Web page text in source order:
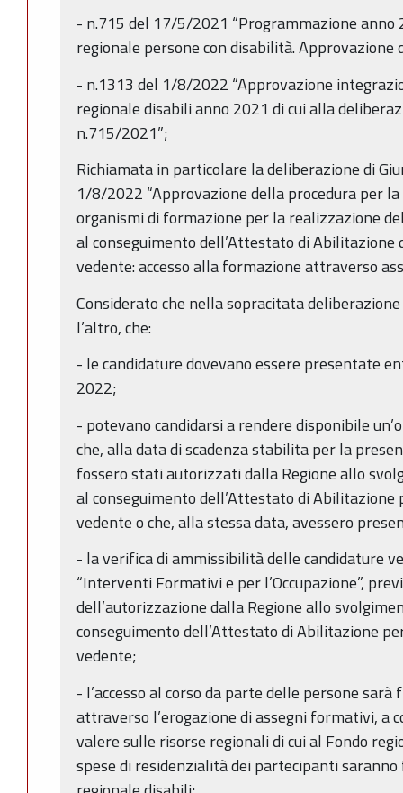
- n.715 del 17/5/2021 “Programmazione anno
regionale persone con disabilità. Approvazione
- n.1313 del 1/8/2022 “Approvazione
regionale disabili anno 2021 di cui alla
n.715/2021”;
Richiamata in particolare la deliberazione di
1/8/2022 “Approvazione della procedura per
organismi di formazione per la realizzazione
al conseguimento dell’Attestato di
vedente: accesso alla formazione attraverso
Considerato che nella sopracitata
l’altro, che:
- le candidature dovevano essere presentate
2022;
- potevano candidarsi a rendere disponibile
che, alla data di scadenza stabilita per la
fossero stati autorizzati dalla Regione allo
al conseguimento dell’Attestato di
vedente o che, alla stessa data, avessero
- la verifica di ammissibilità delle candidature
“Interventi Formativi e per l’Occupazione”,
dell’autorizzazione dalla Regione allo
conseguimento dell’Attestato di Abilitazione
vedente;
- l’accesso al corso da parte delle persone
attraverso l’erogazione di assegni formativi, a
valere sulle risorse regionali di cui al Fondo
spese di residenzialità dei partecipanti